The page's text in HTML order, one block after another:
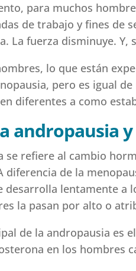
para muchos
de trabajo y fines de
La fuerza disminuye.
lo que están
pero es igual
diferentes a como
andropausia
se refiere al cambio
diferencia de la
desarrolla lentamente a
la pasan por alto o
de la andropausia es
en los hombres